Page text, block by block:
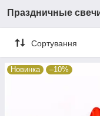
Праздничные
Сортування
Новинка –10%